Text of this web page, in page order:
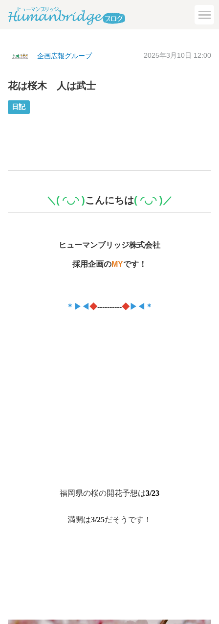
企画広報グループ 2025年3月10日 12:00
花は桜木 人は武士
日記
＼( ◜︎◡︎◝︎ )こんにちは( ◜︎◡︎◝︎ )／
ヒューマンブリッジ株式会社
採用企画のMYです！
＊▶◀ ◆----------◆ ▶◀＊
福岡県の桜の開花予想は3/23
満開は3/25だそうです！